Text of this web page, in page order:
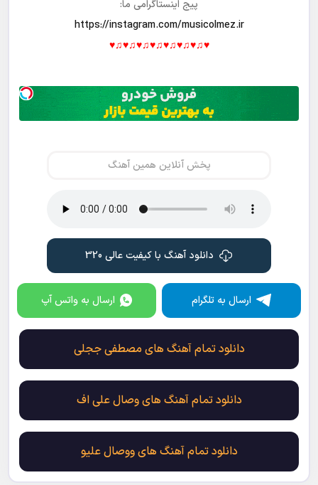
پیج اینستاگرامی ما:
https://instagram.com/musicolmez.ir
♥♫♥♫♥♫♥♫♥♫♥♫♥♫♥
پخش آنلاین همین آهنگ
دانلود آهنگ با کیفیت عالی 320
ارسال به تلگرام ارسال به واتس آپ
دانلود تمام آهنگ های مصطفی ججلی
دانلود تمام آهنگ های وصال علی اف
دانلود تمام آهنگ های ووصال علیو